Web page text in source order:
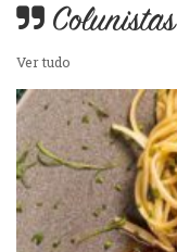
Colunistas
Ver tudo